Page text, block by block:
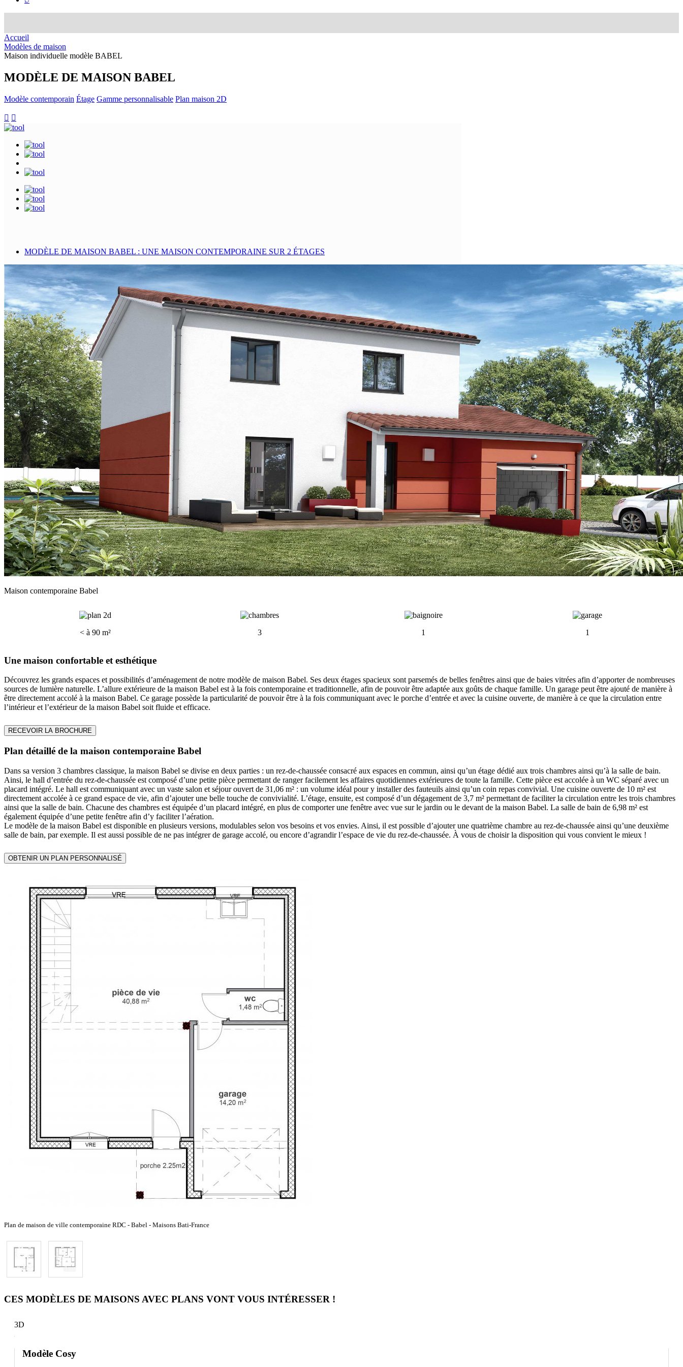
Accueil
Modèles de maison
Maison individuelle modèle BABEL
MODÈLE DE MAISON BABEL
Modèle contemporain Étage Gamme personnalisable Plan maison 2D
 
MODÈLE DE MAISON BABEL : UNE MAISON CONTEMPORAINE SUR 2 ÉTAGES
Maison contemporaine Babel
< à 90 m² 3 1 1
Une maison confortable et esthétique
Découvrez les grands espaces et possibilités d’aménagement de notre modèle de maison Babel. Ses deux étages spacieux sont parsemés de belles fenêtres ainsi que de baies vitrées afin d’apporter de nombreuses
sources de lumière naturelle. L’allure extérieure de la maison Babel est à la fois contemporaine et traditionnelle, afin de pouvoir être adaptée aux goûts de chaque famille. Un garage peut être ajouté de manière à
être directement accolé à la maison Babel. Ce garage possède la particularité de pouvoir être à la fois communiquant avec le porche d’entrée et avec la cuisine ouverte, de manière à ce que la circulation entre
l’intérieur et l’extérieur de la maison Babel soit fluide et efficace.
RECEVOIR LA BROCHURE
Plan détaillé de la maison contemporaine Babel
Dans sa version 3 chambres classique, la maison Babel se divise en deux parties : un rez-de-chaussée consacré aux espaces en commun, ainsi qu’un étage dédié aux trois chambres ainsi qu’à la salle de bain.
Ainsi, le hall d’entrée du rez-de-chaussée est composé d’une petite pièce permettant de ranger facilement les affaires quotidiennes extérieures de toute la famille. Cette pièce est accolée à un WC séparé avec un
placard intégré. Le hall est communiquant avec un vaste salon et séjour ouvert de 31,06 m² : un volume idéal pour y installer des fauteuils ainsi qu’un coin repas convivial. Une cuisine ouverte de 10 m² est
directement accolée à ce grand espace de vie, afin d’ajouter une belle touche de convivialité. L’étage, ensuite, est composé d’un dégagement de 3,7 m² permettant de faciliter la circulation entre les trois chambres
ainsi que la salle de bain. Chacune des chambres est équipée d’un placard intégré, en plus de comporter une fenêtre avec vue sur le jardin ou le devant de la maison Babel. La salle de bain de 6,98 m² est
également équipée d’une petite fenêtre afin d’y faciliter l’aération.
Le modèle de la maison Babel est disponible en plusieurs versions, modulables selon vos besoins et vos envies. Ainsi, il est possible d’ajouter une quatrième chambre au rez-de-chaussée ainsi qu’une deuxième
salle de bain, par exemple. Il est aussi possible de ne pas intégrer de garage accolé, ou encore d’agrandir l’espace de vie du rez-de-chaussée. À vous de choisir la disposition qui vous convient le mieux !
OBTENIR UN PLAN PERSONNALISÉ
Plan de maison de ville contemporaine RDC - Babel - Maisons Bati-France
CES MODÈLES DE MAISONS AVEC PLANS VONT VOUS INTÉRESSER !
3D
Modèle Cosy